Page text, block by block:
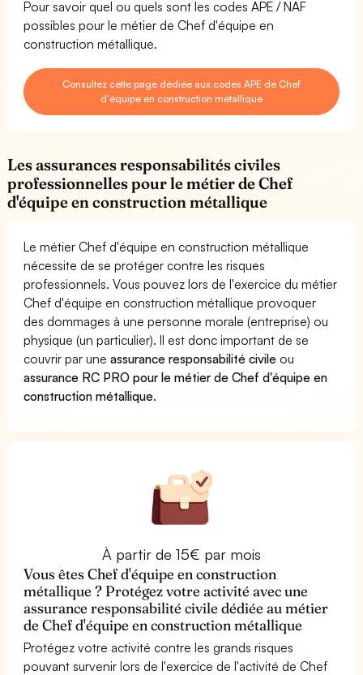
Pour savoir quel ou quels sont les codes APE / NAF
possibles pour le métier de Chef d'équipe en
construction métallique.
Consultez cette page dédiée aux codes APE de Chef
d'équipe en construction métallique
Les assurances responsabilités civiles
professionnelles pour le métier de Chef
d'équipe en construction métallique
Le métier Chef d'équipe en construction métallique
nécessite de se protéger contre les risques
professionnels. Vous pouvez lors de l'exercice du métier
Chef d'équipe en construction métallique provoquer
des dommages à une personne morale (entreprise) ou
physique (un particulier). Il est donc important de se
couvrir par uneassurance responsabilité civile ou
assurance RC PRO pour le métier de Chef d'équipe en
construction métallique.
À partir de 15€ par mois
Vous êtes Chef d'équipe en construction
métallique ? Protégez votre activité avec une
assurance responsabilité civile dédiée au métier
de Chef d'équipe en construction métallique
Protégez votre activité contre les grands risques
pouvant survenir lors de l'exercice de l'activité de Chef